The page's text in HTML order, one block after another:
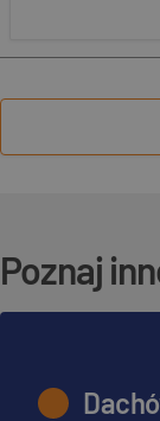
Poznaj